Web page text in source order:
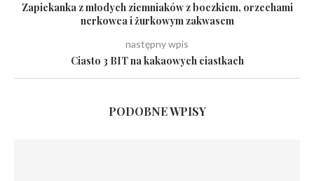
Zapiekanka z młodych ziemniaków z boczkiem, orzechami
nerkowca i żurkowym zakwasem
następny wpis
Ciasto 3 BIT na kakaowych ciastkach
PODOBNE WPISY